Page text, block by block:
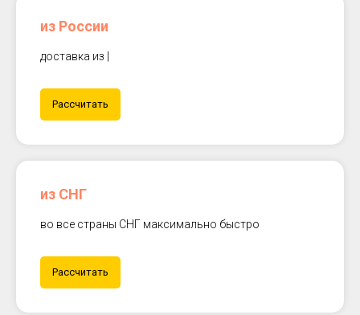
из России
доставка из |
Рассчитать
из СНГ
во все страны СНГ максимально быстро
Рассчитать